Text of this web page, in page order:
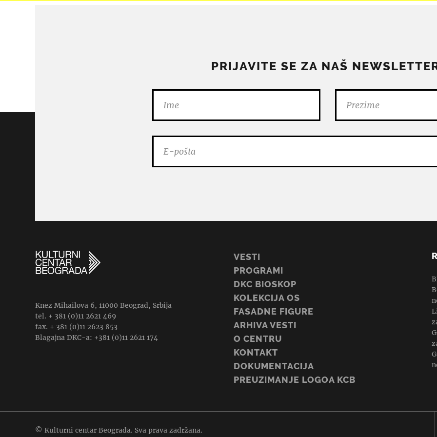
PRIJAVITE SE ZA NAŠ
Knez Mihailova 6, 11000 Beograd, Srbija
tel. + 381 (0)11 2621 469
fax. + 381 (0)11 2623 853
Blagajna DKC-a: +381 (0)11 2621 174
VESTI
PROGRAMI
DKC BIOSKOP
KOLEKCIJA OS
FASADNE FIGURE
ARHIVA VESTI
O CENTRU
KONTAKT
DOKUMENTACIJA
PREUZIMANJE LOGOA KCB
© Kulturni centar Beograda. Sva prava zadržana.